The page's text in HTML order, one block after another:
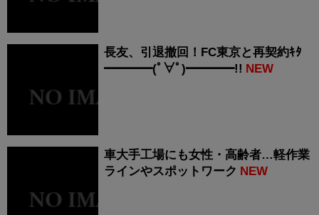
長友、引退撤回！FC東京と再契約ｷﾀ
━━━━(ﾟ∀ﾟ)━━━━!! NEW
車大手工場にも女性・高齢者…軽作業
ラインやスポットワーク NEW